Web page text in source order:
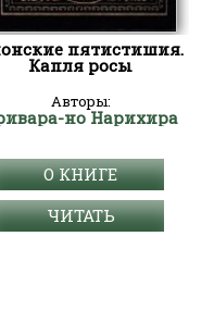
пятистишия.
Капля росы
Авторы:
но Нарихира
О КНИГЕ
ЧИТАТЬ